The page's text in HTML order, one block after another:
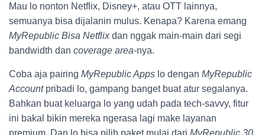
Mau lo nonton Netflix, Disney+, atau OTT lainnya,
semuanya bisa dijalanin mulus. Kenapa? Karena emang
MyRepublic Bisa Netflixdan nggak main-main dari segi
bandwidth dan coverage area-nya.
Coba aja pairing MyRepublic Apps lo dengan MyRepublic
Accountpribadi lo, gampang banget buat atur segalanya.
Bahkan buat keluarga lo yang udah pada tech-savvy, fitur
ini bakal bikin mereka ngerasa lagi make layanan
premium. Dan lo bisa pilih paket mulai dari MyRepublic 30